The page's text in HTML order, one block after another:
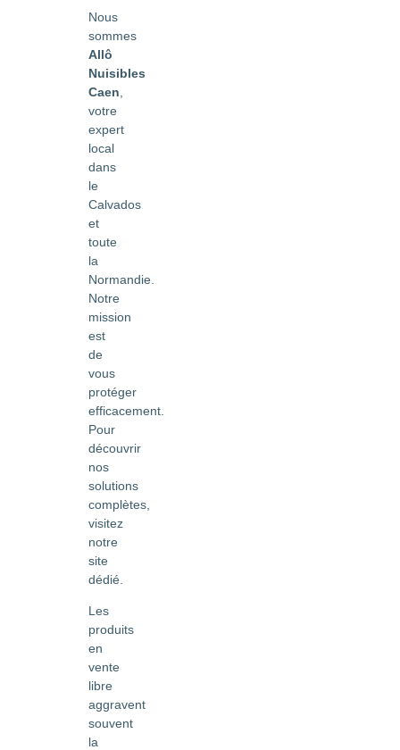
Nous
sommes
Allô
Nuisibles
Caen
votre
expert
local
dans
le
Calvados
et
toute
la
Normandie.
Notre
mission
est
de
vous
protéger
efficacement.
Pour
découvrir
nos
solutions
complètes,
visitez
notre
site
dédié.
Les
produits
en
vente
libre
aggravent
souvent
la